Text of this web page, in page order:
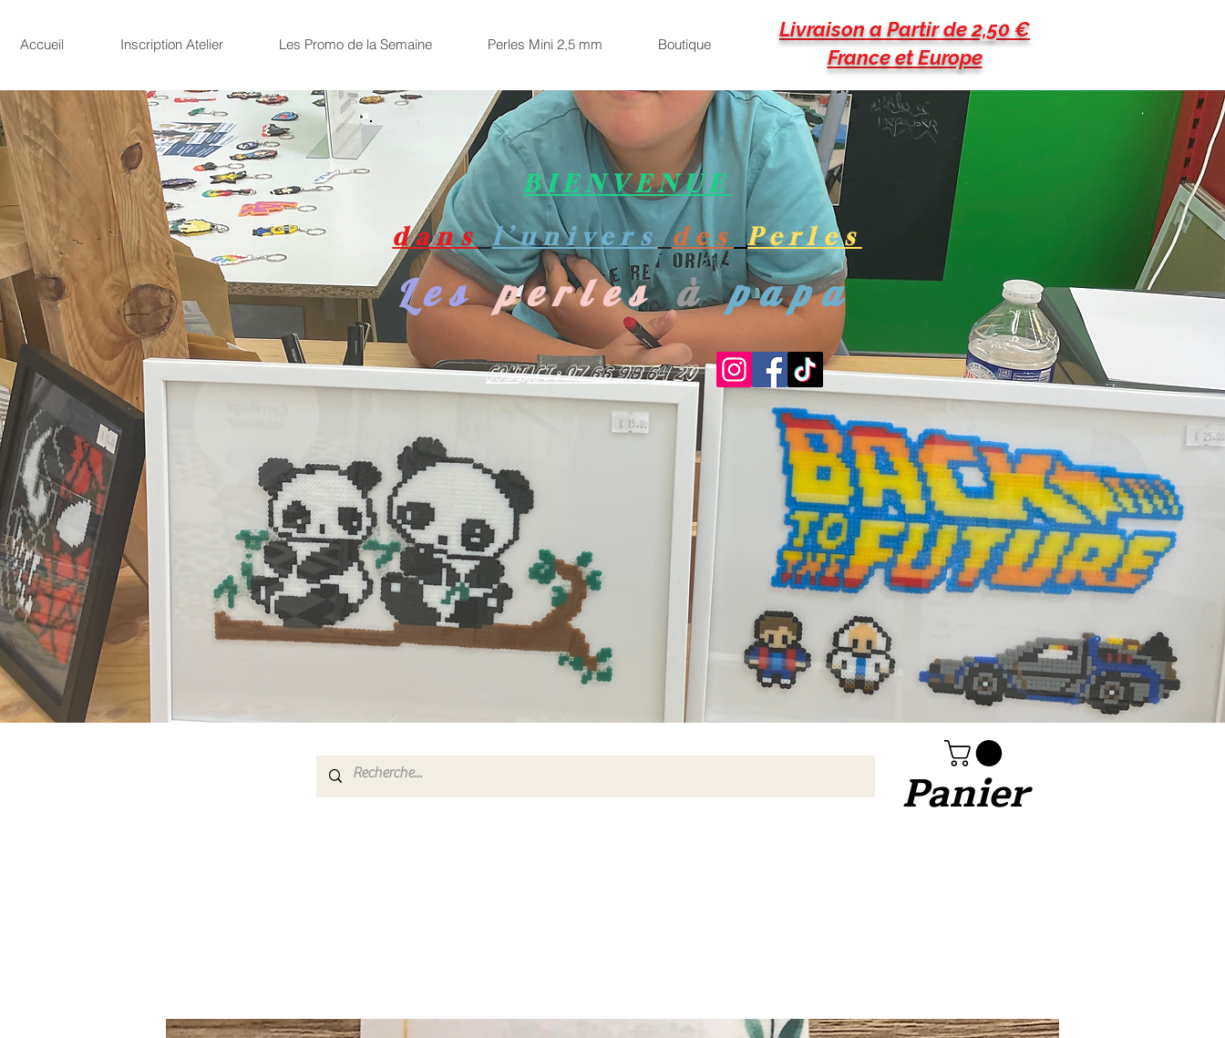
Accueil Inscription Atelier Les Promo de la Semaine Perles Mini 2,5 mm Boutique
Livraison a Partir de 2,50 €
France et Europe
BIENVENUE
dans
l’univers des Perles
Les perles à papa
Contact : 07 66 98 64 20
Panier